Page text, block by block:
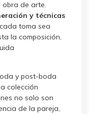
de arte.
y técnicas
toma sea
la composición,
y post-boda
colección
no solo son
de la pareja,